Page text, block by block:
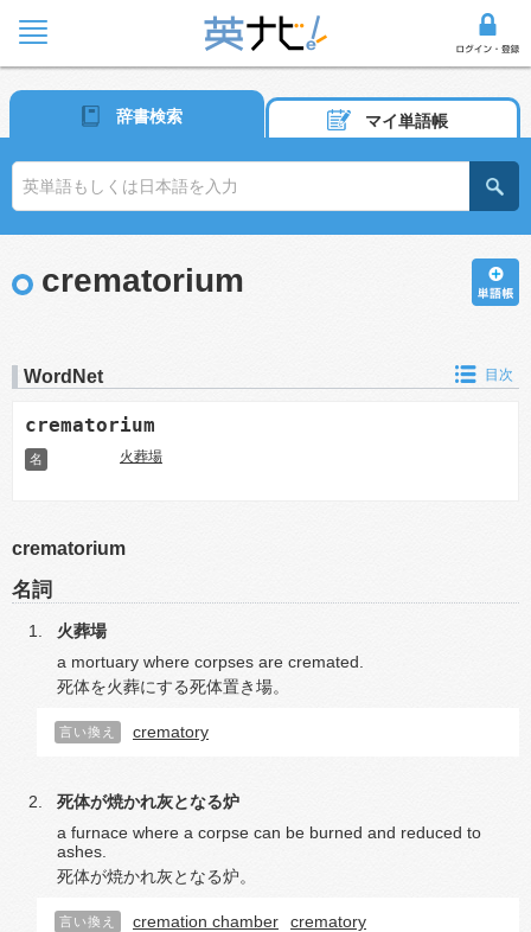
辞書検索 マイ単語帳
crematorium
WordNet 目次
crematorium
名 火葬場
crematorium
名詞
火葬場
a mortuary where corpses are cremated.
死体を火葬にする死体置き場。
言い換え crematory
死体が焼かれ灰となる炉
a furnace where a corpse can be burned and reduced to
ashes.
死体が焼かれ灰となる炉。
言い換え cremation chamber crematory